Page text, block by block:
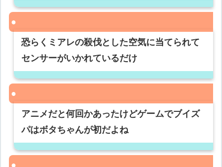
恐らくミアレの殺伐とした空気に当てられて
センサーがいかれているだけ
アニメだと何回かあったけどゲームでブイズ
パはボタちゃんが初だよね